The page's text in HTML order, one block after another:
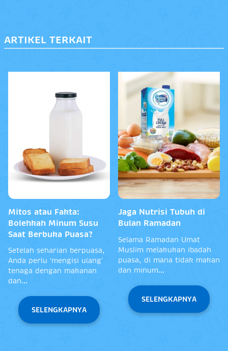
ARTIKEL TERKAIT
Mitos atau Fakta:
Bolehkah Minum Susu
Saat Berbuka Puasa?
Setelah seharian berpuasa,
Anda perlu ‘mengisi ulang’
tenaga dengan makanan
dan...
SELENGKAPNYA
Jaga Nutrisi Tubuh di
Bulan Ramadan
Selama Ramadan Umat
Muslim melakukan ibadah
puasa, di mana tidak makan
dan minum...
SELENGKAPNYA